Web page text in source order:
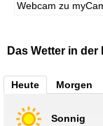
Webcam zu
Das Wetter in der
Heute Morgen
Sonnig